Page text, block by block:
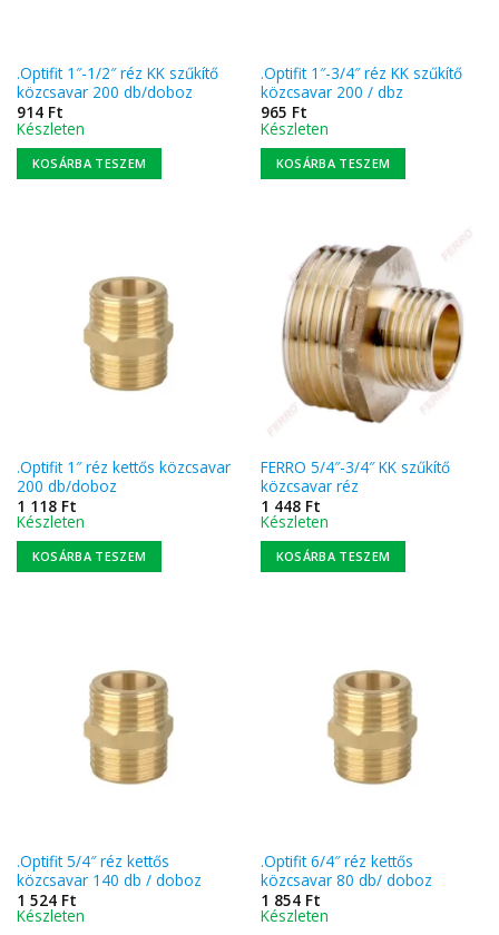
.Optifit 1″-1/2″ réz KK szűkítő
közcsavar 200 db/doboz
914 Ft
Készleten
KOSÁRBA TESZEM
.Optifit 1″-3/4″ réz KK szűkítő
közcsavar 200 / dbz
965 Ft
Készleten
KOSÁRBA TESZEM
.Optifit 1″ réz kettős közcsavar
200 db/doboz
1 118 Ft
Készleten
KOSÁRBA TESZEM
FERRO 5/4″-3/4″ KK szűkítő
közcsavar réz
1 448 Ft
Készleten
KOSÁRBA TESZEM
.Optifit 5/4″ réz kettős
közcsavar 140 db / doboz
1 524 Ft
Készleten
.Optifit 6/4″ réz kettős
közcsavar 80 db/ doboz
1 854 Ft
Készleten